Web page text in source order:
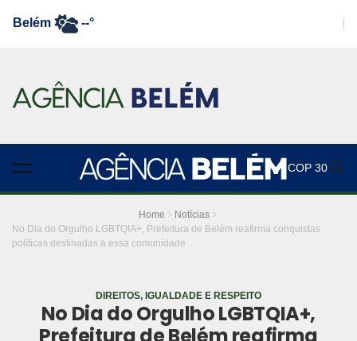
Belém --°
COP 30
Home
Notícias
No Dia do Orgulho LGBTQIA+, Prefeitura de Belém reafirma conquistas
políticas destinadas a essa comunidade
DIREITOS, IGUALDADE E RESPEITO
No Dia do Orgulho LGBTQIA+,